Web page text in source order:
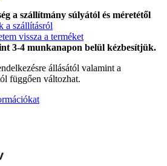
a szállítmány súlyától és méretétől
a szállításról
vissza a terméket
3-4 munkanapon belül kézbesítjük.
állásától valamint a
függően változhat.